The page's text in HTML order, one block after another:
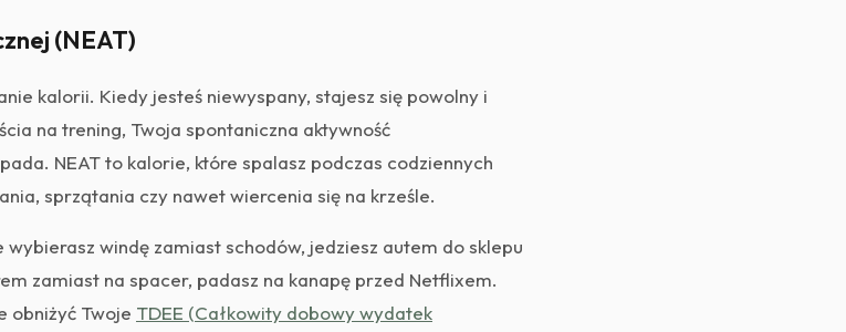
(NEAT)
kalorii. Kiedy jesteś niewyspany, stajesz się powolny i
na trening, Twoja spontaniczna aktywność
NEAT to kalorie, które spalasz podczas codziennych
sprzątania czy nawet wiercenia się na krześle.
windę zamiast schodów, jedziesz autem do sklepu
zamiast na spacer, padasz na kanapę przed Netflixem.
obniżyć Twoje TDEE (Całkowity dobowy wydatek